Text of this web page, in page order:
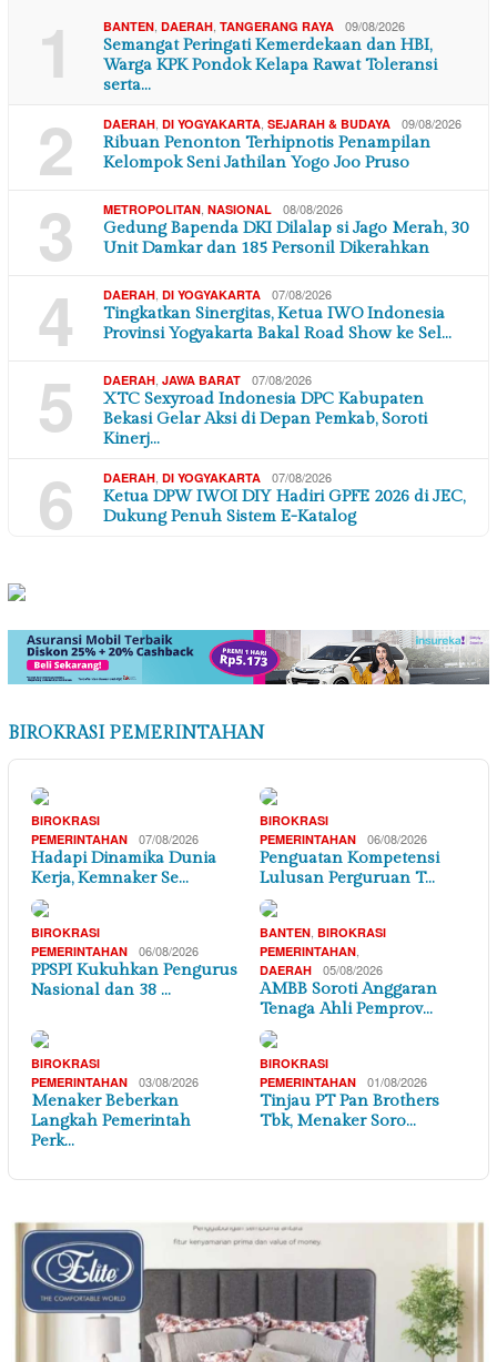
1 BANTEN DAERAH TANGERANG RAYA 09/08/2026
Semangat Peringati Kemerdekaan dan HBI,
Warga KPK Pondok Kelapa Rawat Toleransi
serta…
2 DAERAH DI YOGYAKARTA SEJARAH & BUDAYA 09/08/2026
Ribuan Penonton Terhipnotis Penampilan
Kelompok Seni Jathilan Yogo Joo Pruso
3 METROPOLITAN NASIONAL 08/08/2026
Gedung Bapenda DKI Dilalap si Jago Merah, 30
Unit Damkar dan 185 Personil Dikerahkan
4 DAERAH DI YOGYAKARTA 07/08/2026
Tingkatkan Sinergitas, Ketua IWO Indonesia
Provinsi Yogyakarta Bakal Road Show ke Sel…
5 DAERAH JAWA BARAT 07/08/2026
XTC Sexyroad Indonesia DPC Kabupaten
Bekasi Gelar Aksi di Depan Pemkab, Soroti
Kinerj…
6 DAERAH DI YOGYAKARTA 07/08/2026
Ketua DPW IWOI DIY Hadiri GPFE 2026 di JEC,
Dukung Penuh Sistem E-Katalog
BIROKRASI PEMERINTAHAN
BIROKRASI
PEMERINTAHAN
07/08/2026
Hadapi Dinamika Dunia
Kerja, Kemnaker Se…
BIROKRASI
PEMERINTAHAN
06/08/2026
Penguatan Kompetensi
Lulusan Perguruan T…
BIROKRASI
PEMERINTAHAN
06/08/2026
PPSPI Kukuhkan Pengurus
Nasional dan 38 …
BANTEN, BIROKRASI
PEMERINTAHAN,
DAERAH 05/08/2026
AMBB Soroti Anggaran
Tenaga Ahli Pemprov…
BIROKRASI
PEMERINTAHAN
03/08/2026
Menaker Beberkan
Langkah Pemerintah
Perk…
BIROKRASI
PEMERINTAHAN
01/08/2026
Tinjau PT Pan Brothers
Tbk, Menaker Soro…